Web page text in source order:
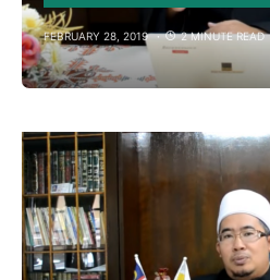
FEBRUARY 28, 2019 2 MINUTE READ